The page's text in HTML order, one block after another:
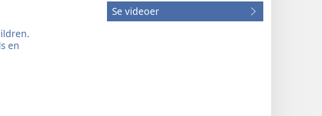
en
Se videoer